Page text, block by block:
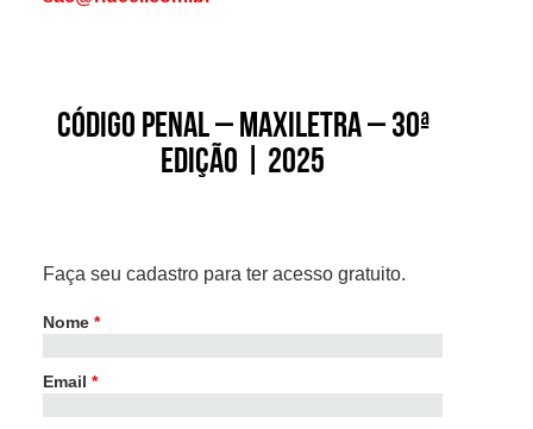
Código Penal – Maxiletra – 30ª
edição | 2025
Faça seu cadastro para ter acesso gratuito.
Nome *
Email *